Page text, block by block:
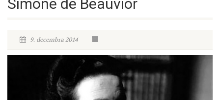
Simone de Beauvior
9. decembra 2014